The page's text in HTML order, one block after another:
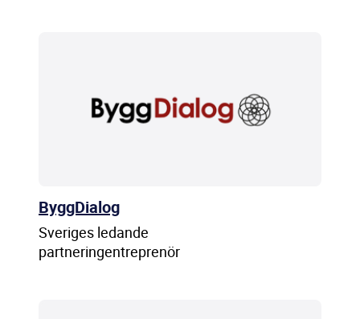
ByggDialog
Sveriges ledande
partneringentreprenör